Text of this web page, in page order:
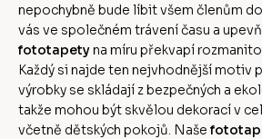
nepochybně bude líbit všem členům
vás ve společném trávení času a
fototapetyna míru překvapí
Každý si najde ten nejvhodnější motiv
výrobky se skládají z bezpečných a
takže mohou být skvělou dekorací v
včetně dětských pokojů. Naše